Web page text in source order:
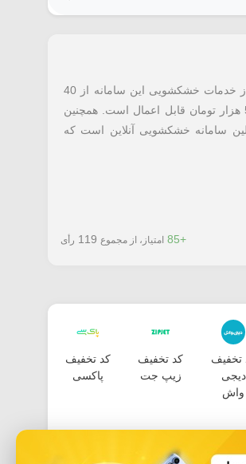
با استفاده از کد تخفیف پاکلین معرفی شده می توانید در استفاده از خدمات خشکشویی این سامانه از 40
درصد تخفیف بهره مند شوید. این کد برای سفارش های بالاتر از 50 هزار تومان قابل اعمال است. همچنین
تومان می باشد. پاکلین سامانه خشکشویی آنلاین است که
+85 امتیاز، از مجموع 119 رأی
تخفیف
دیجی
واش
کد تخفیف
زیپ جت
کد تخفیف
پاکسی